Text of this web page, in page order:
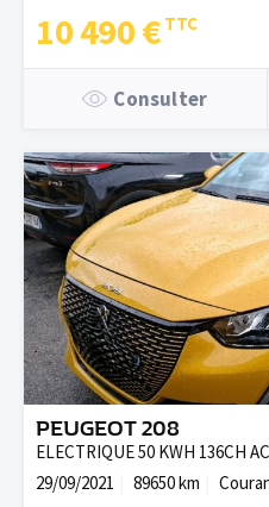
10 490 €
Consulter
PEUGEOT 208
ELECTRIQUE 50 KWH 136CH
29/09/2021
89650 km